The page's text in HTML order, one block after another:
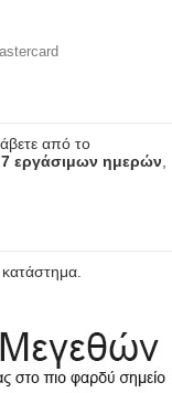
από το
7 εργάσιμων ημερών